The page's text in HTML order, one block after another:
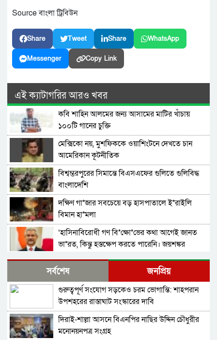
Source বাংলা ট্রিবিউন
Share Tweet Share WhatsApp
Messenger Copy Link
এই ক্যাটাগরির আরও খবর
কবি শাহিন আলমের জন্য আসামের মাটির খাঁচায়
১০০টি গানের চুক্তি
মেক্সিকো নয়, মুশফিককে ওয়াশিংটনে দেখতে চান
আমেরিকান কূটনীতিক
বিশ্বম্ভরপুরের সিমান্তে বিএসএফের গুলিতে গুলিবিদ্ধ
বাংলাদেশি
দক্ষিণ গা*জার সবচেয়ে বড় হাসপাতালে ই*রাইলি
বিমান হা*মলা
‘হাসিনাবিরোধী গণ বি*ক্ষো*ভের কথা আগেই জানত
ভা*রত, কিন্তু হস্তক্ষেপ করতে পারেনি। জয়শঙ্কর
গাজায় ইসরাইলি বর্বরতায় ক্ষুব্ধ জাতিসংঘ মহাসচিব
মৌলিক সংস্কারের ভিত্তি অন্তর্বর্তী সরকারের সময়েই
করতে হবে: নাহিদ
প্রধান উপদেষ্টার সঙ্গে বৈঠক জাতিসংঘ মহাসচিবের
সর্বশেষ জনপ্রিয়
গুরুত্বপূর্ণ সংযোগ সড়কেও চরম ভোগান্তি: শাহপরান
উপশহরের রাস্তাঘাট সংস্কারের দাবি
দিরাই-শাল্লা আসনে বিএনপির নাছির উদ্দিন চৌধুরীর
মনোনয়নপত্র সংগ্রহ